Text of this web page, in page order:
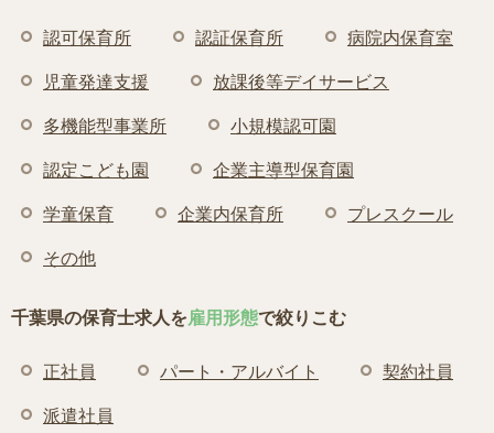
認可保育所 認証保育所 病院内保育室
児童発達支援 放課後等デイサービス
多機能型事業所 小規模認可園
認定こども園 企業主導型保育園
学童保育 企業内保育所 プレスクール
その他
千葉県の保育士求人を雇用形態で絞りこむ
正社員 パート・アルバイト 契約社員
派遣社員